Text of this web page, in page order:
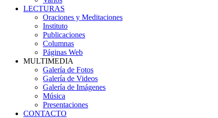
LECTURAS
Oraciones y Meditaciones
Instituto
Publicaciones
Columnas
Páginas Web
MULTIMEDIA
Galería de Fotos
Galería de Videos
Galería de Imágenes
Música
Presentaciones
CONTACTO